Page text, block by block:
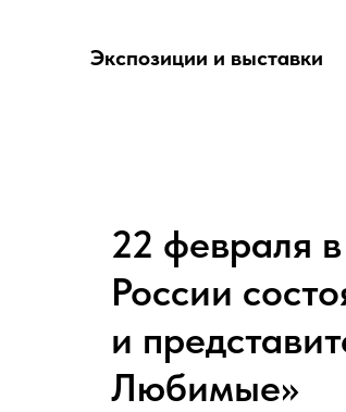
Экспозиции и выставки
22 февраля
России
и
Любимые»